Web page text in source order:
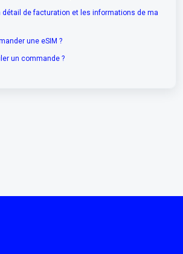
détail de facturation et les informations de ma
une eSIM ?
un commande ?